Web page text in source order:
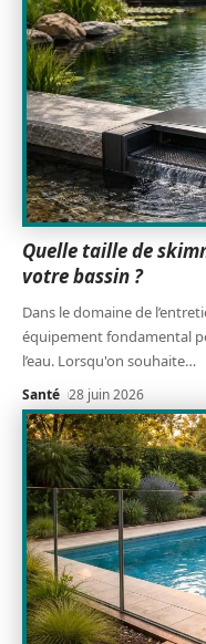
Quelle taille de
votre bassin ?
Dans le domaine de
équipement fondamental
l’eau. Lorsqu'on souhaite…
Santé 28 juin 2026